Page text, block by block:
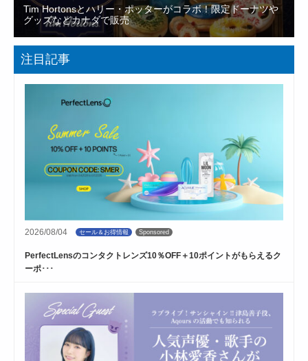
Tim Hortonsとハリー・ポッターがコラボ！限定ドーナツや
グッズなどカナダで販売
注目記事
2026/08/04 セール＆お得情報 Sponsored
PerfectLensのコンタクトレンズ10％OFF＋10ポイントがもらえるク
ーポ･･･